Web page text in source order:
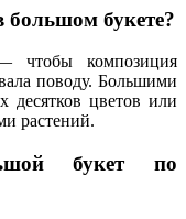
букете?
чтобы композиция
поводу. Большими
десятков цветов или
растений.
букет по